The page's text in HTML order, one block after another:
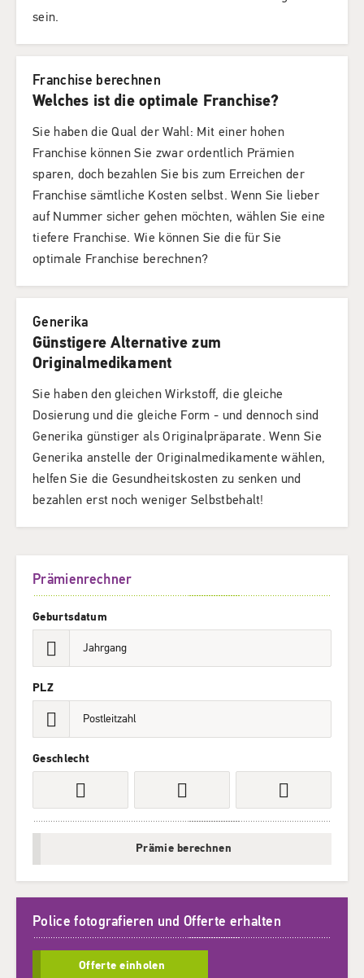
sein.
Franchise berechnen
Welches ist die optimale Franchise?
Sie haben die Qual der Wahl: Mit einer hohen
Franchise können Sie zwar ordentlich Prämien
sparen, doch bezahlen Sie bis zum Erreichen der
Franchise sämtliche Kosten selbst. Wenn Sie lieber
auf Nummer sicher gehen möchten, wählen Sie eine
tiefere Franchise. Wie können Sie die für Sie
optimale Franchise berechnen?
Generika
Günstigere Alternative zum
Originalmedikament
Sie haben den gleichen Wirkstoff, die gleiche
Dosierung und die gleiche Form - und dennoch sind
Generika günstiger als Originalpräparate. Wenn Sie
Generika anstelle der Originalmedikamente wählen,
helfen Sie die Gesundheitskosten zu senken und
bezahlen erst noch weniger Selbstbehalt!
Prämienrechner
Geburtsdatum
PLZ
Geschlecht
Prämie berechnen
Police fotografieren und Offerte erhalten
Offerte einholen